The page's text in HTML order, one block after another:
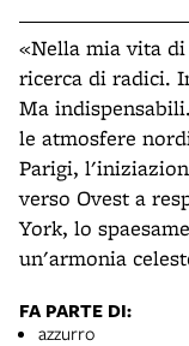
«Nella mia vita
ricerca di radici.
Ma
le atmosfere
Parigi,
verso Ovest a
York, lo
un'armonia
FA PARTE DI:
azzurro